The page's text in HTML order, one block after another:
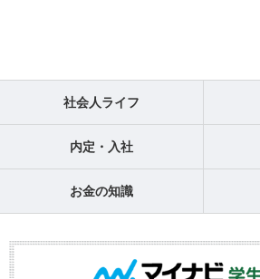
社会人ライフ
内定・入社
お金の知識